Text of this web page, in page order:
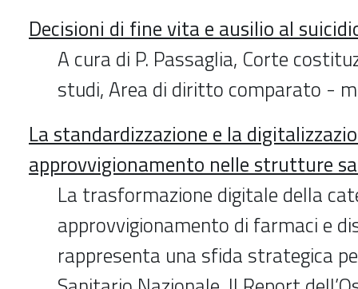
Decisioni di fine vita e ausilio al
A cura di P. Passaglia, Corte
studi, Area di diritto comparato -
La standardizzazione e la
approvvigionamento nelle strutture
La trasformazione digitale della
approvvigionamento di farmaci e
rappresenta una sfida strategica